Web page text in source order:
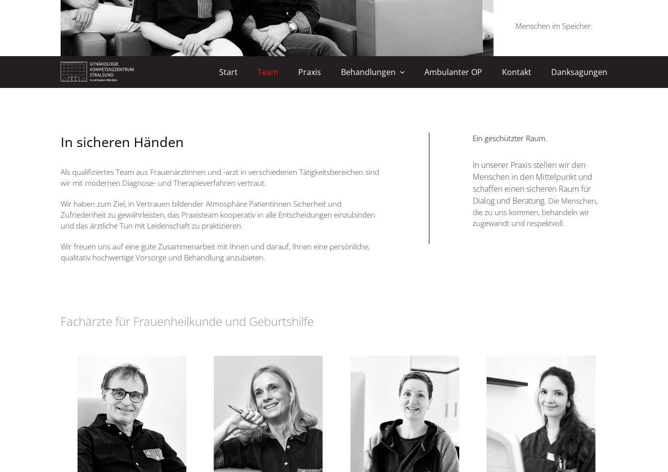
Menschen im Speicher.
Start Team Praxis Behandlungen Ambulanter OP Kontakt Danksagungen
In sicheren Händen
Als qualifiziertes Team aus Frauenärztinnen und -arzt in verschiedenen Tätigkeitsbereichen sind
wir mit modernen Diagnose- und Therapieverfahren vertraut.
Wir haben zum Ziel, in Vertrauen bildender Atmosphäre Patientinnen Sicherheit und
Zufriedenheit zu gewährleisten, das Praxisteam kooperativ in alle Entscheidungen einzubinden
und das ärztliche Tun mit Leidenschaft zu praktizieren.
Wir freuen uns auf eine gute Zusammenarbeit mit Ihnen und darauf, Ihnen eine persönliche,
qualitativ hochwertige Vorsorge und Behandlung anzubieten.
Ein geschützter Raum.
In unserer Praxis stellen wir den
Menschen in den Mittelpunkt und
schaffen einen sicheren Raum für
Dialog und Beratung. Die Menschen,
die zu uns kommen, behandeln wir
zugewandt und respektvoll.
Fachärzte für Frauenheilkunde und Geburtshilfe